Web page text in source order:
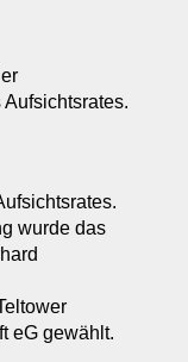
wurde das
eG gewählt.